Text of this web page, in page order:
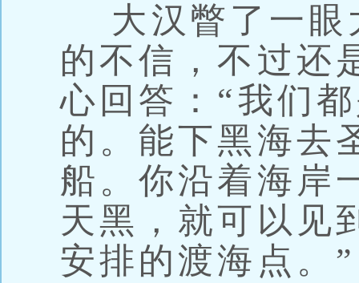
大汉瞥了一眼
的不信，不过还
心回答：“我们
的。能下黑海去
船。你沿着海岸
天黑，就可以见
安排的渡海点。”